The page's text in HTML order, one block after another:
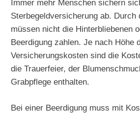
Immer mehr Menschen sichern
Sterbegeldversicherung ab. Durch
müssen nicht die Hinterbliebenen
Beerdigung zahlen. Je nach Höhe
Versicherungskosten sind die
die Trauerfeier, der
Grabpflege enthalten.
Bei einer Beerdigung muss mit